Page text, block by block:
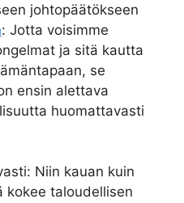
johtopäätökseen
: Jotta voisimme
ja sitä kautta
se
ensin alettava
huomattavasti
Niin kauan kuin
kokee taloudellisen